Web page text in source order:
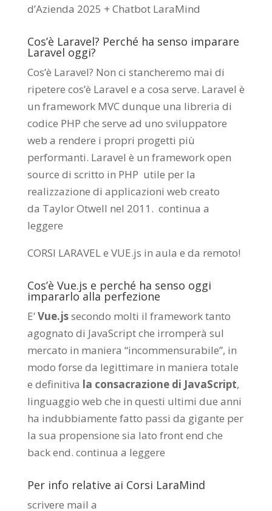
d’Azienda 2025 + Chatbot LaraMind
Cos’è Laravel? Perché ha senso imparare
Laravel oggi?
Cos’è Laravel? Non ci stancheremo mai di
ripetere cos’è Laravel e a cosa serve. Laravel è
un framework MVC dunque una libreria di
codice PHP che serve ad uno sviluppatore
web a rendere i propri progetti più
performanti. Laravel è un framework open
source di scritto in PHP utile per la
realizzazione di applicazioni web creato
da Taylor Otwell nel 2011. continua a
leggere
CORSI LARAVEL e VUE.js in aula e da remoto!
Cos’è Vue.js e perché ha senso oggi
impararlo alla perfezione
E’Vue.jssecondo molti il framework tanto
agognato di JavaScript che irromperà sul
mercato in maniera “incommensurabile”, in
modo forse da legittimare in maniera totale
e definitiva la consacrazione di JavaScript,
linguaggio web che in questi ultimi due anni
ha indubbiamente fatto passi da gigante per
la sua propensione sia lato front end che
back end. continua a leggere
Per info relative ai Corsi LaraMind
scrivere mail a